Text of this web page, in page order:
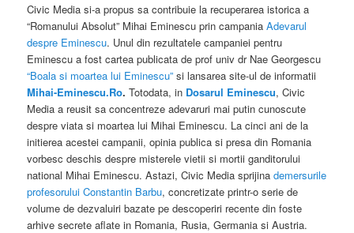
Civic Media si-a propus sa contribuie la recuperarea istorica a
“Romanului Absolut” Mihai Eminescu prin campaniaAdevarul
despre Eminescu. Unul din rezultatele campaniei pentru
Eminescu a fost cartea publicata de prof univ dr Nae Georgescu
“Boala si moartea lui Eminescu” si lansarea site-ul de informatii
Mihai-Eminescu.Ro.Totodata, in Dosarul Eminescu, Civic
Media a reusit sa concentreze adevaruri mai putin cunoscute
despre viata si moartea lui Mihai Eminescu. La cinci ani de la
initierea acestei campanii, opinia publica si presa din Romania
vorbesc deschis despre misterele vietii si mortii ganditorului
national Mihai Eminescu. Astazi, Civic Media sprijinademersurile
profesorului Constantin Barbu, concretizate printr-o serie de
volume de dezvaluiri bazate pe descoperiri recente din foste
arhive secrete aflate in Romania, Rusia, Germania si Austria.